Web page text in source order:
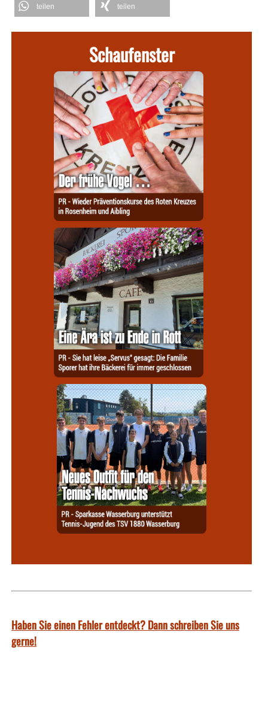
teilen teilen
Schaufenster
Haben Sie einen Fehler entdeckt? Dann schreiben Sie uns
gerne!